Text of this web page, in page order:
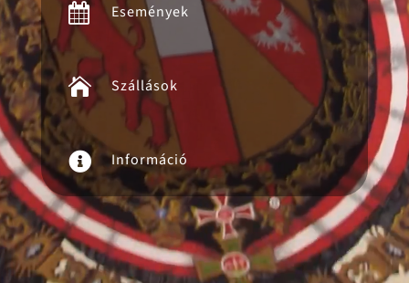
 Események
 Szállások
 Információ